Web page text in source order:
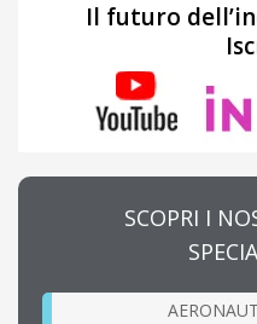
Il futuro
SCOPRI I